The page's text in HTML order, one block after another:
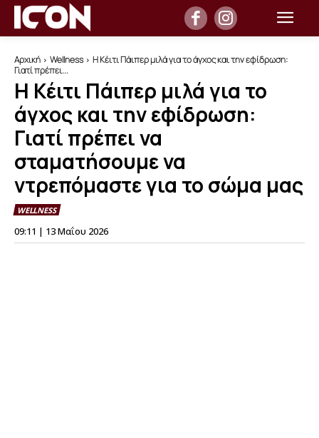
Αρχική Wellness
Η Κέιτι Πάιπερ μιλά για το άγχος και την εφίδρωση:
Γιατί πρέπει...
Η Κέιτι Πάιπερ μιλά για το
άγχος και την εφίδρωση:
Γιατί πρέπει να
σταματήσουμε να
ντρεπόμαστε για το σώμα μας
WELLNESS
09:11 | 13 Μαΐου 2026